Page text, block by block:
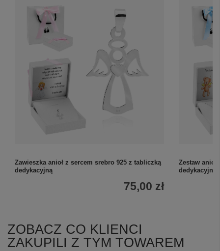
Zawieszka anioł z sercem srebro 925 z tabliczką
dedykacyjną
75,00 zł
Zestaw
dedykacyjna
ZOBACZ CO KLIENCI
ZAKUPILI Z TYM TOWAREM